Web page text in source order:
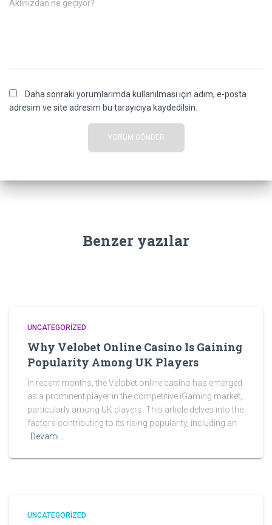
Aklınızdan ne geçiyor?
Daha sonraki yorumlarımda kullanılması için adım, e-posta
adresim ve site adresim bu tarayıcıya kaydedilsin.
Benzer yazılar
UNCATEGORIZED
Why Velobet Online Casino Is Gaining
Popularity Among UK Players
In recent months, the Velobet online casino has emerged
as a prominent player in the competitive iGaming market,
particularly among UK players. This article delves into the
factors contributing to its rising popularity, including an
Devamı…
UNCATEGORIZED